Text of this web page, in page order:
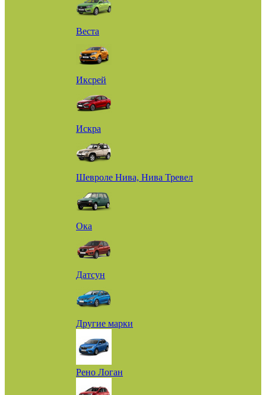
Веста
Иксрей
Искра
Шевроле Нива, Нива Тревел
Ока
Датсун
Другие марки
Рено Логан